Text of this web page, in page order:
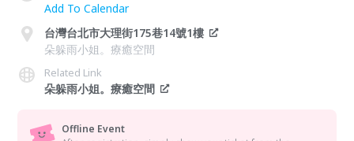
Add To Calendar
台灣台北市大理街175巷14號1樓
朵躲雨小姐。療癒空間
Related Link
朵躲雨小姐。療癒空間
Offline Event